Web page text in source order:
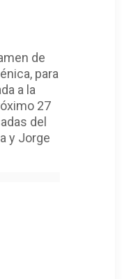
de
para
a la
27
del
y Jorge